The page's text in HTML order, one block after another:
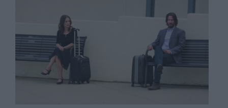
Información adicional